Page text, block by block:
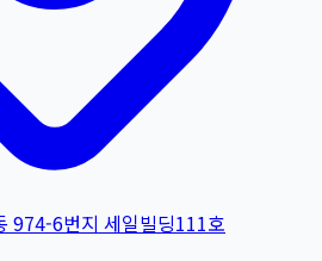
974-6번지 세일빌딩111호